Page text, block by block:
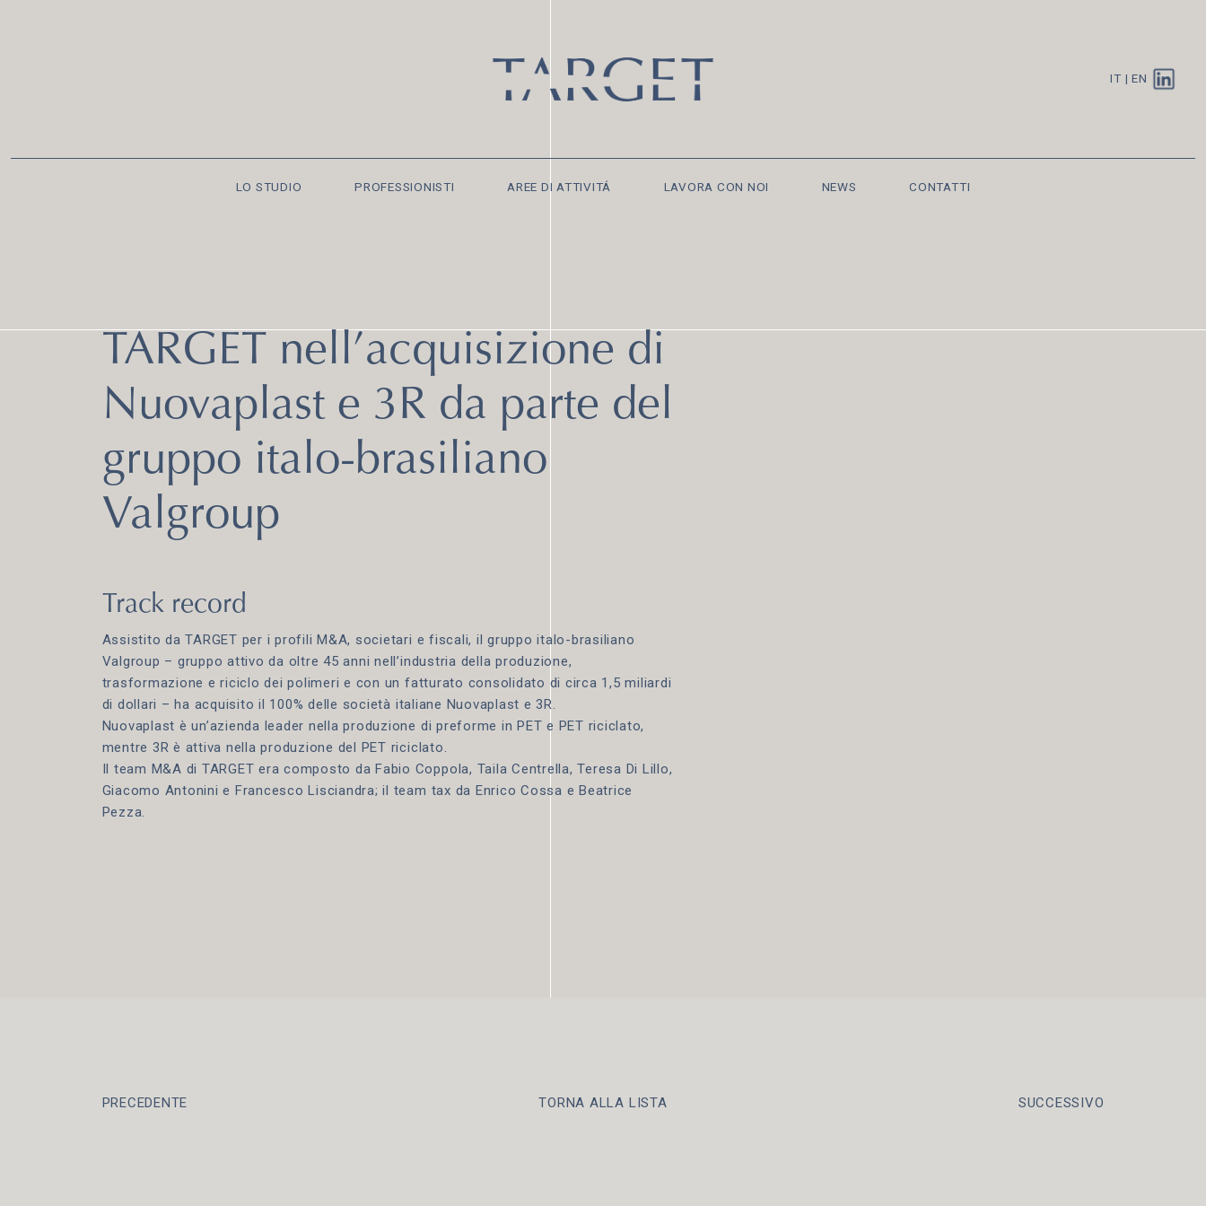
IT |EN
LO STUDIO PROFESSIONISTI AREE DI ATTIVITÁ LAVORA CON NOI NEWS CONTATTI
TARGET nell’acquisizione di
Nuovaplast e 3R da parte del
gruppo italo-brasiliano
Valgroup
Track record
Assistito da TARGET per i profili M&A, societari e fiscali, il gruppo italo-brasiliano
Valgroup – gruppo attivo da oltre 45 anni nell’industria della produzione,
trasformazione e riciclo dei polimeri e con un fatturato consolidato di circa 1,5 miliardi
di dollari – ha acquisito il 100% delle società italiane Nuovaplast e 3R.
Nuovaplast è un’azienda leader nella produzione di preforme in PET e PET riciclato,
mentre 3R è attiva nella produzione del PET riciclato.
Il team M&A di TARGET era composto da Fabio Coppola, Taila Centrella, Teresa Di Lillo,
Giacomo Antonini e Francesco Lisciandra; il team tax da Enrico Cossa e Beatrice
Pezza.
PRECEDENTE TORNA ALLA LISTA SUCCESSIVO